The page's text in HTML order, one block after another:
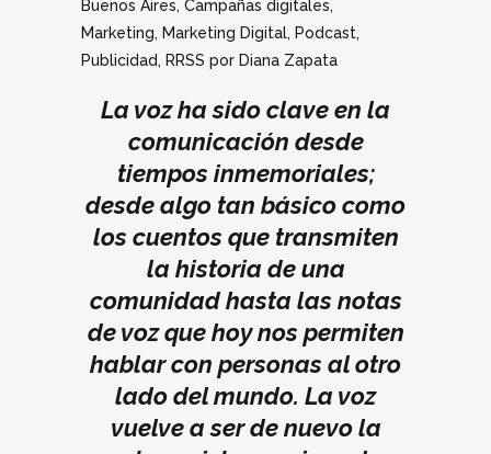
Buenos Aires, Campañas digitales,
Marketing, Marketing Digital, Podcast,
Publicidad, RRSS por Diana Zapata
La voz ha sido clave en la
comunicación desde
tiempos inmemoriales;
desde algo tan básico como
los cuentos que transmiten
la historia de una
comunidad hasta las notas
de voz que hoy nos permiten
hablar con personas al otro
lado del mundo. La voz
vuelve a ser de nuevo la